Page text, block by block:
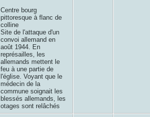
Centre bourg
pittoresque à flanc de
colline
Site de l'attaque d'un
convoi allemand en
août 1944. En
représailles, les
allemands mettent le
feu à une partie de
l'église. Voyant que le
médecin de la
commune soignait les
blessés allemands, les
otages sont relâchés